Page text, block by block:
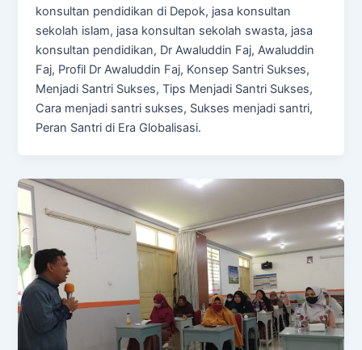
konsultan pendidikan di Depok, jasa konsultan
sekolah islam, jasa konsultan sekolah swasta, jasa
konsultan pendidikan, Dr Awaluddin Faj, Awaluddin
Faj, Profil Dr Awaluddin Faj, Konsep Santri Sukses,
Menjadi Santri Sukses, Tips Menjadi Santri Sukses,
Cara menjadi santri sukses, Sukses menjadi santri,
Peran Santri di Era Globalisasi.